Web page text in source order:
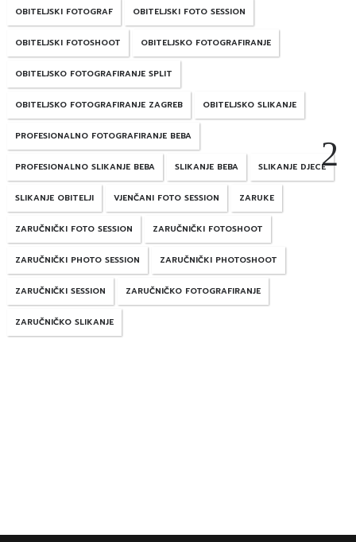
OBITELJSKI FOTOGRAF OBITELJSKI FOTO SESSION
OBITELJSKI FOTOSHOOT OBITELJSKO FOTOGRAFIRANJE
OBITELJSKO FOTOGRAFIRANJE SPLIT
OBITELJSKO FOTOGRAFIRANJE ZAGREB OBITELJSKO SLIKANJE
PROFESIONALNO FOTOGRAFIRANJE BEBA
PROFESIONALNO SLIKANJE BEBA SLIKANJE BEBA SLIKANJE DJECE
SLIKANJE OBITELJI VJENČANI FOTO SESSION ZARUKE
ZARUČNIČKI FOTO SESSION ZARUČNIČKI FOTOSHOOT
ZARUČNIČKI PHOTO SESSION ZARUČNIČKI PHOTOSHOOT
ZARUČNIČKI SESSION ZARUČNIČKO FOTOGRAFIRANJE
ZARUČNIČKO SLIKANJE